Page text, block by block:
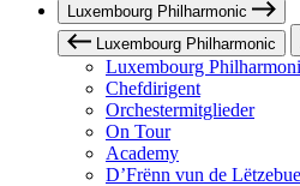
Luxembourg Philharmonic
Luxembourg Philharmonic
Luxembourg
Chefdirigent
Orchestermitglieder
On Tour
Academy
D’Frënn vun de